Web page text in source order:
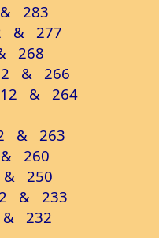
283
& 277
268
& 266
& 264
& 263
260
250
& 233
232